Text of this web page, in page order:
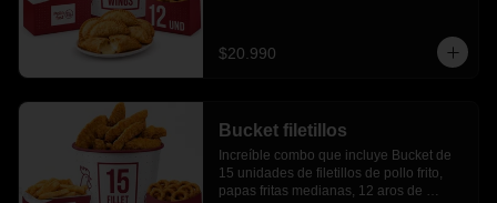
$20.990
Bucket filetillos
Increíble combo que incluye Bucket de
15 unidades de filetillos de pollo frito,
papas fritas medianas, 12 aros de